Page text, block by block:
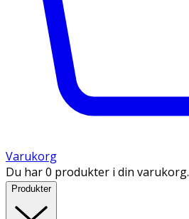
Varukorg
Du har 0 produkter i din varukorg.
Produkter